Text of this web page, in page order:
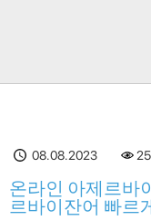
08.08.2023
온라인 아제르바
르바이잔어 빠르